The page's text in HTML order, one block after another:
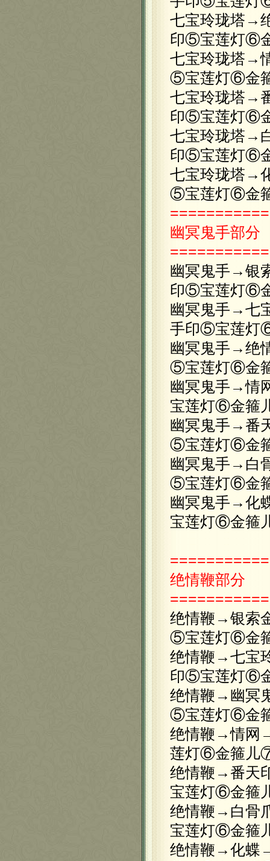
七宝玲珑塔→
印⑤宝莲灯⑥
七宝玲珑塔→
⑤宝莲灯⑥金
七宝玲珑塔→
印⑤宝莲灯⑥
七宝玲珑塔→
印⑤宝莲灯⑥
七宝玲珑塔→
⑤宝莲灯⑥金
幽冥鬼手部分
幽冥鬼手→银
印⑤宝莲灯⑥
幽冥鬼手→七
手印⑤宝莲灯
幽冥鬼手→绝
⑤宝莲灯⑥金
幽冥鬼手→
宝莲灯⑥金箍
幽冥鬼手→番
⑤宝莲灯⑥金
幽冥鬼手→白
⑤宝莲灯⑥金
幽冥鬼手→
宝莲灯⑥金箍
绝情鞭部分
绝情鞭→银索
⑤宝莲灯⑥金
绝情鞭→七宝
印⑤宝莲灯⑥
绝情鞭→幽冥
⑤宝莲灯⑥金
绝情鞭→情
莲灯⑥金箍儿
绝情鞭→番
宝莲灯⑥金箍
绝情鞭→白
宝莲灯⑥金箍
绝情鞭→化